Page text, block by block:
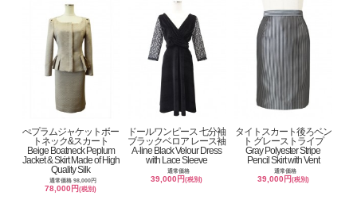
ぺプラムジャケットボー
トネック&スカート
Beige Boatneck Peplum
Jacket & Skirt Made of High
Quality Silk
通常価格 98,000円
78,000円(税別)
ドールワンピース 七分袖
ブラックベロア レース袖
A-line Black Velour Dress
with Lace Sleeve
通常価格
39,000円(税別)
タイトスカート後ろベン
ト グレーストライプ
Gray Polyester Stripe
Pencil Skirt with Vent
通常価格
39,000円 (税別)